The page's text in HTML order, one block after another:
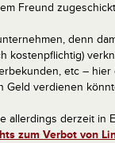
Freund
denn
kostenpflichtig)
etc –
Geld verdienen
allerdings derzeit in
zum Verbot von